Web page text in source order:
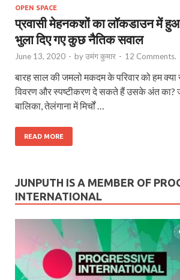
OPEN SPACE
प्रवासी मेहनकशों का लॉकडाउन में
भुला दिए गए कुछ नैतिक सवाल
June 13, 2020 - byउमंग कुमार - 12 Comments.
बारह साल की जमलो मकदम के परिवार को हम
विवरण और स्पष्टीकरण दे सकते हैं उसके अंत का?
बालिका, तेलंगाना में मिर्चों …
READ MORE
JUNPUTH IS A MEMBER OF
INTERNATIONAL